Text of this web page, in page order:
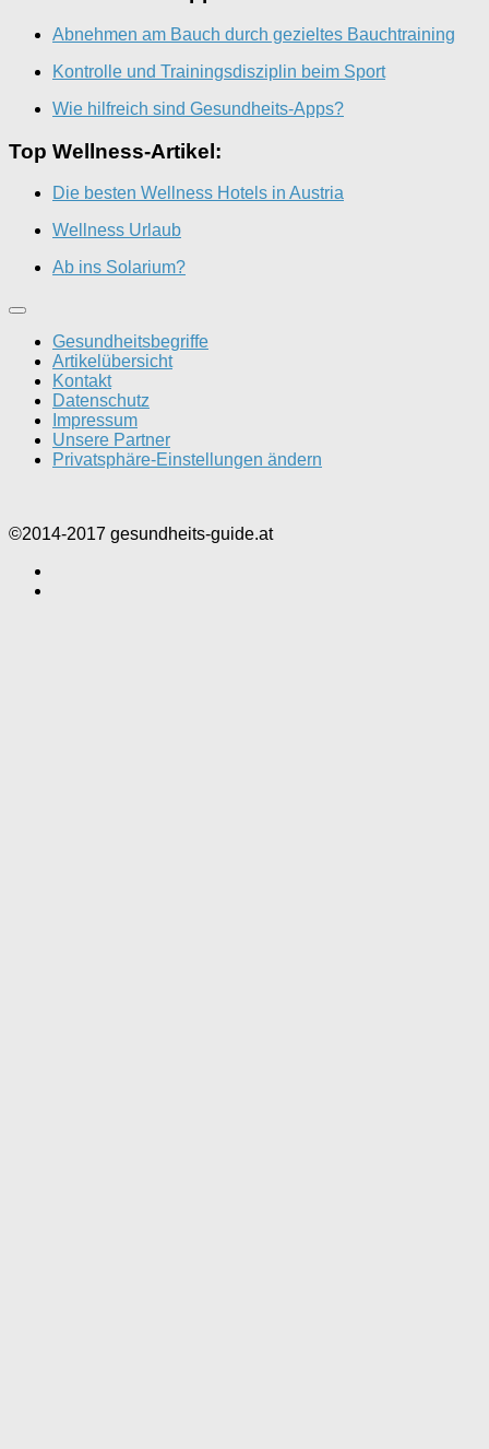
Abnehmen am Bauch durch gezieltes Bauchtraining
Kontrolle und Trainingsdisziplin beim Sport
Wie hilfreich sind Gesundheits-Apps?
Top Wellness-Artikel:
Die besten Wellness Hotels in Austria
Wellness Urlaub
Ab ins Solarium?
Gesundheitsbegriffe
Artikelübersicht
Kontakt
Datenschutz
Impressum
Unsere Partner
Privatsphäre-Einstellungen ändern
©2014-2017 gesundheits-guide.at